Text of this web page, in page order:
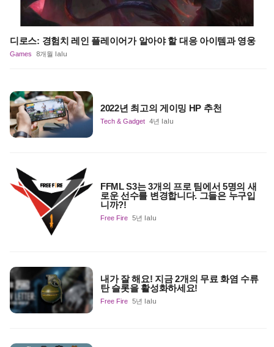
디로스: 경험치 레인 플레이어가 알아야 할 대응 아이템과 영웅
Games 8개월 lalu
2022년 최고의 게이밍 HP 추천
Tech & Gadget 4년 lalu
FFML S3는 3개의 프로 팀에서 5명의 새
로운 선수를 변경합니다. 그들은 누구입
니까?!
Free Fire 5년 lalu
내가 잘 해요! 지금 2개의 무료 화염 수류
탄 슬롯을 활성화하세요!
Free Fire 5년 lalu